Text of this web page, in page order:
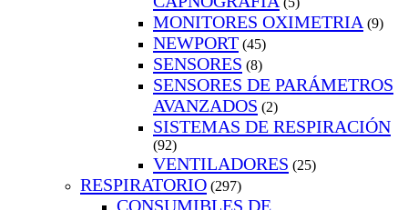
MONITORES OXIMETRIA (9)
NEWPORT (45)
SENSORES (8)
SENSORES DE PARÁMETROS
AVANZADOS (2)
SISTEMAS DE RESPIRACIÓN
(92)
VENTILADORES (25)
RESPIRATORIO (297)
CONSUMIBLES DE